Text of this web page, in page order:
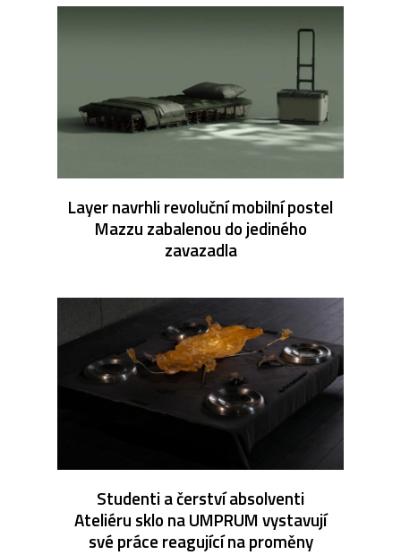
Layer navrhli revoluční mobilní postel
Mazzu zabalenou do jediného
zavazadla
Studenti a čerství absolventi
Ateliéru sklo na UMPRUM vystavují
své práce reagující na proměny